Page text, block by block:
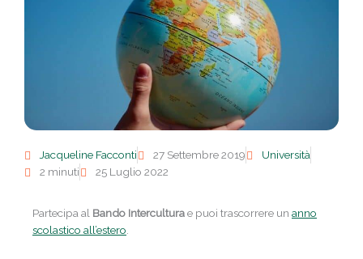
Jacqueline Facconti 27 Settembre 2019
Università
2 minuti
25 Luglio 2022
Partecipa al Bando Interculturae puoi trascorrere un anno
scolastico all’estero.